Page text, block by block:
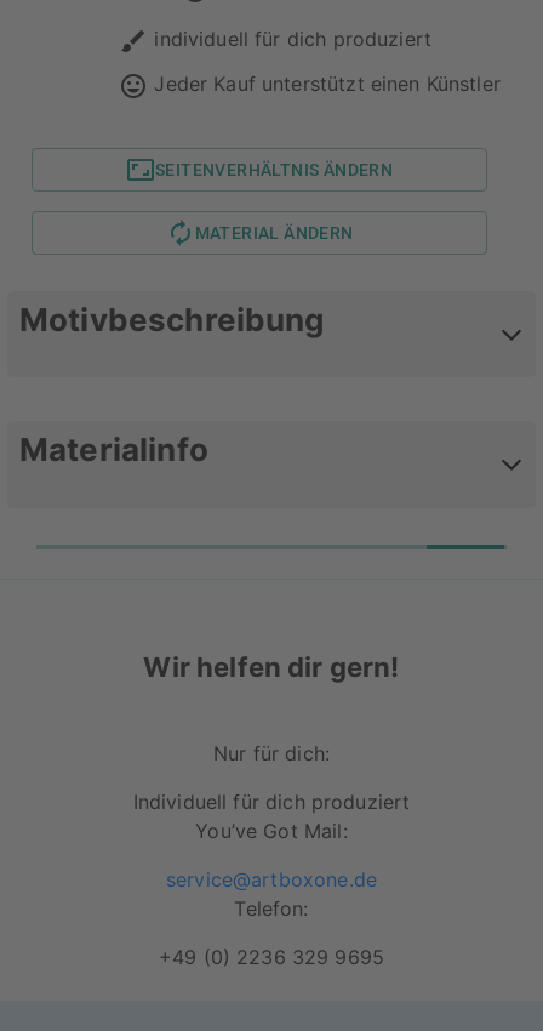
individuell für dich produziert
Jeder Kauf unterstützt einen Künstler
SEITENVERHÄLTNIS ÄNDERN
MATERIAL ÄNDERN
Motivbeschreibung
Materialinfo
Deine Lieblingsmotive als Alu-
seidenmatte und reflexionsarme
Robustes, wetterfestes und leichtes
Hochwertige Druckqualität & satte Farben
Licht- sowie UV-beständige Oberfläche
Inkl. Schienensystem zum aufhängen.
Wir helfen dir gern!
Nur für dich:
Individuell für dich produziert
You’ve Got Mail:
service@artboxone.de
Telefon:
+49 (0) 2236 329 9695